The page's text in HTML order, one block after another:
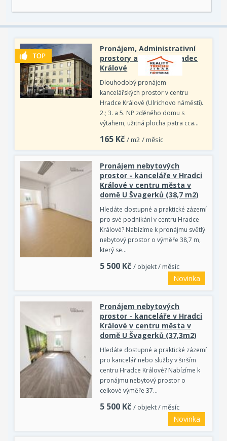
Pronájem, Administrativní
prostory a objekty, Hradec
Králové
Dlouhodobý pronájem
kancelářských prostor v centru
Hradce Králové (Ulrichovo náměstí).
2.; 3. a 5. NP zděného domu s
výtahem, užitná plocha patra cca…
165 Kč / m2 / měsíc
Pronájem nebytových
prostor - kanceláře v Hradci
Králové v centru města v
domě U Švagerků (38,7 m2)
Hledáte dostupné a praktické zázemí
pro své podnikání v centru Hradce
Králové? Nabízíme k pronájmu světlý
nebytový prostor o výměře 38,7 m,
který se…
5 500 Kč / objekt / měsíc
Novinka
Pronájem nebytových
prostor - kanceláře v Hradci
Králové v centru města v
domě U Švagerků (37,3m2)
Hledáte dostupné a praktické zázemí
pro kancelář nebo služby v širším
centru Hradce Králové? Nabízíme k
pronájmu nebytový prostor o
celkové výměře 37…
5 500 Kč / objekt / měsíc
Novinka